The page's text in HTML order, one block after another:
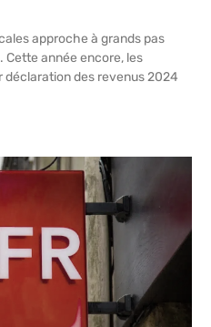
approche à grands pas
Cette année encore, les
des revenus 2024